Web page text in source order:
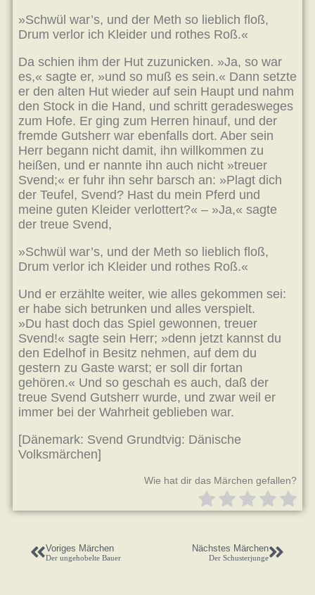
»Schwül war’s, und der Meth so lieblich floß,
Drum verlor ich Kleider und rothes Roß.«
Da schien ihm der Hut zuzunicken. »Ja, so war
es,« sagte er, »und so muß es sein.« Dann setzte
er den alten Hut wieder auf sein Haupt und nahm
den Stock in die Hand, und schritt geradesweges
zum Hofe. Er ging zum Herren hinauf, und der
fremde Gutsherr war ebenfalls dort. Aber sein
Herr begann nicht damit, ihn willkommen zu
heißen, und er nannte ihn auch nicht »treuer
Svend;« er fuhr ihn sehr barsch an: »Plagt dich
der Teufel, Svend? Hast du mein Pferd und
meine guten Kleider verlottert?« – »Ja,« sagte
der treue Svend,
»Schwül war’s, und der Meth so lieblich floß,
Drum verlor ich Kleider und rothes Roß.«
Und er erzählte weiter, wie alles gekommen sei:
er habe sich betrunken und alles verspielt.
»Du hast doch das Spiel gewonnen, treuer
Svend!« sagte sein Herr; »denn jetzt kannst du
den Edelhof in Besitz nehmen, auf dem du
gestern zu Gaste warst; er soll dir fortan
gehören.« Und so geschah es auch, daß der
treue Svend Gutsherr wurde, und zwar weil er
immer bei der Wahrheit geblieben war.
[Dänemark: Svend Grundtvig: Dänische
Volksmärchen]
Wie hat dir das Märchen gefallen?
Voriges Märchen
Der ungehobelte Bauer
Nächstes Märchen
Der Schusterjunge